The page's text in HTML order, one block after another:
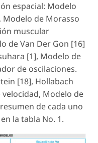
espacial: Modelo
Modelo de Morasso
muscular
de Van Der Gon [16]
[1], Modelo de
de oscilaciones.
[18], Hollabach
Modelo de
de cada uno
la tabla No. 1.